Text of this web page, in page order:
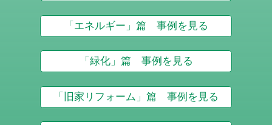
「エネルギー」篇 事例を見る
「緑化」篇 事例を見る
「旧家リフォーム」篇 事例を見る